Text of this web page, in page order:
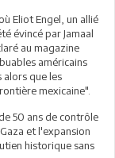
Eliot Engel, un allié
évincé par Jamaal
au magazine
américains
que les
mexicaine".
50 ans de contrôle
et l'expansion
historique sans